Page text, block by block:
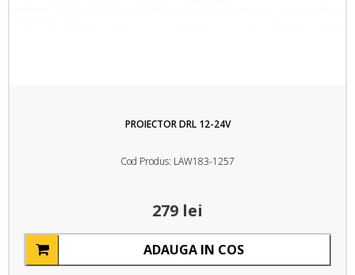
PROIECTOR DRL 12-24V
Cod Produs: LAW183-1257
279 lei
ADAUGA IN COS